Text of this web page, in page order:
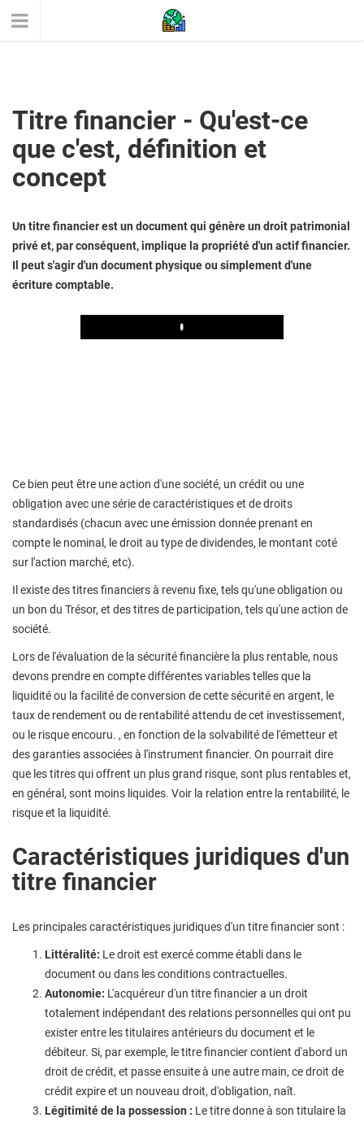
Titre financier - Qu'est-ce
que c'est, définition et
concept
Un titre financier est un document qui génère un droit patrimonial
privé et, par conséquent, implique la propriété d'un actif financier.
Il peut s'agir d'un document physique ou simplement d'une
écriture comptable.
Play
Ce bien peut être une action d'une société, un crédit ou une
obligation avec une série de caractéristiques et de droits
standardisés (chacun avec une émission donnée prenant en
compte le nominal, le droit au type de dividendes, le montant coté
sur l'action marché, etc).
Il existe des titres financiers à revenu fixe, tels qu'une obligation ou
un bon du Trésor, et des titres de participation, tels qu'une action de
société.
Lors de l'évaluation de la sécurité financière la plus rentable, nous
devons prendre en compte différentes variables telles que la
liquidité ou la facilité de conversion de cette sécurité en argent, le
taux de rendement ou de rentabilité attendu de cet investissement,
ou le risque encouru. , en fonction de la solvabilité de l'émetteur et
des garanties associées à l'instrument financier. On pourrait dire
que les titres qui offrent un plus grand risque, sont plus rentables et,
en général, sont moins liquides. Voir la relation entre la rentabilité, le
risque et la liquidité.
Caractéristiques juridiques d'un
titre financier
Les principales caractéristiques juridiques d'un titre financier sont :
Littéralité: Le droit est exercé comme établi dans le
document ou dans les conditions contractuelles.
Autonomie: L'acquéreur d'un titre financier a un droit
totalement indépendant des relations personnelles qui ont pu
exister entre les titulaires antérieurs du document et le
débiteur. Si, par exemple, le titre financier contient d'abord un
droit de crédit, et passe ensuite à une autre main, ce droit de
crédit expire et un nouveau droit, d'obligation, naît.
Légitimité de la possession : Le titre donne à son titulaire la